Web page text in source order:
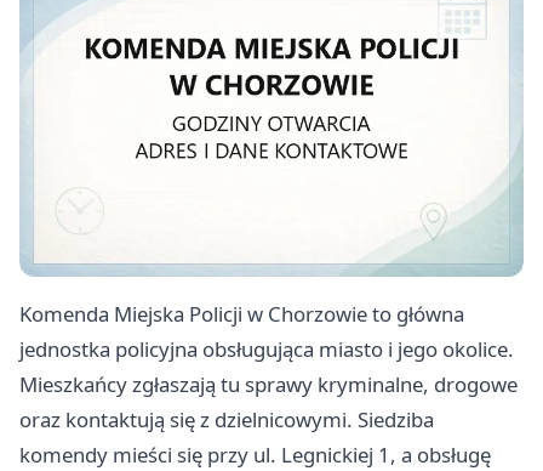
Komenda Miejska Policji w Chorzowie to główna
jednostka policyjna obsługująca miasto i jego okolice.
Mieszkańcy zgłaszają tu sprawy kryminalne, drogowe
oraz kontaktują się z dzielnicowymi. Siedziba
komendy mieści się przy ul. Legnickiej 1, a obsługę